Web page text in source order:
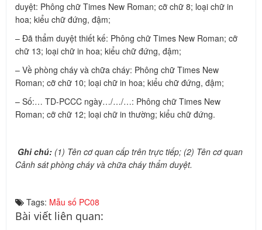
duyệt: Phông chữ Times New Roman; cỡ chữ 8; loại chữ in
hoa; kiểu chữ đứng, đậm;
– Đã thẩm duyệt thiết kế: Phông chữ Times New Roman; cỡ
chữ 13; loại chữ in hoa; kiểu chữ đứng, đậm;
– Về phòng cháy và chữa cháy: Phông chữ Times New
Roman; cỡ chữ 10; loại chữ in hoa; kiểu chữ đứng, đậm;
– Số:… TD-PCCC ngày…/…/…: Phông chữ Times New
Roman; cỡ chữ 12; loại chữ in thường; kiểu chữ đứng.
Ghi chú: (1) Tên cơ quan cấp trên trực tiếp; (2) Tên cơ quan
Cảnh sát phòng cháy và chữa cháy thẩm duyệt.
Tags: Mẫu số PC08
Bài viết liên quan: